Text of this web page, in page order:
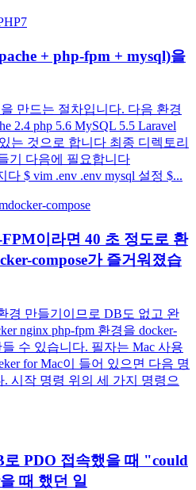
+ php-fpm + mysql)을
만드는 절차입니다. 다음 환경
2.4 php 5.6 MySQL 5.5 Laravel
는 것으로 합니다 최종 디렉토리
기 다음에 필요합니다
다 $ vim .env .env mysql 설정 $...
docker-compose
이라면 40 초 정도로 환
compose가 즐거워졌습
경 만들기이므로 DB도 없고 완
nginx php-fpm 환경을 docker-
수 있습니다. 필자는 Mac 사용
for Mac이 들어 있으면 다음 명
시작 명령 위의 세 가지 명령으
PDO 접속했을 때 "could
때 했던 일